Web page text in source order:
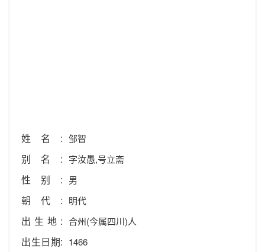
姓名: 邹智
别名: 字汝愚,号立斋
性别: 男
朝代: 明代
出生地: 合州(今属四川)人
出生日期: 1466